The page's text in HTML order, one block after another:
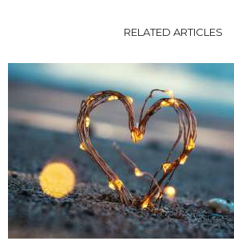
RELATED ARTICLES